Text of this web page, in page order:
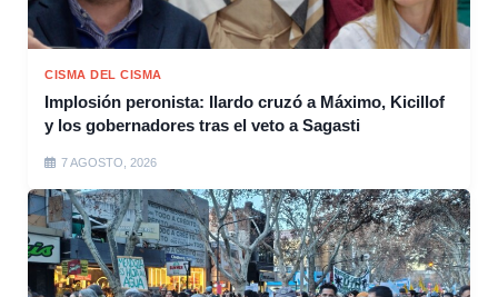
CISMA DEL CISMA
Implosión peronista: Ilardo cruzó a Máximo, Kicillof
y los gobernadores tras el veto a Sagasti
7 AGOSTO, 2026